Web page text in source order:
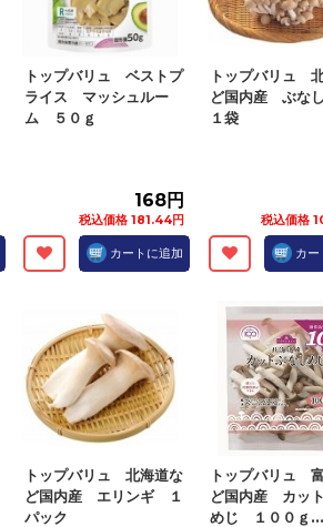
トップバリュ ベストプ
ライス マッシュルー
ム ５０ｇ
168円
税込価格 181.44円
カートに追加
トップバリュ
ど国内産 ぶな
１袋
税込価格
カー
トップバリュ 北海道な
ど国内産 エリンギ １
パック
トップバリュ
ど国内産 カッ
めじ １００ｇ...